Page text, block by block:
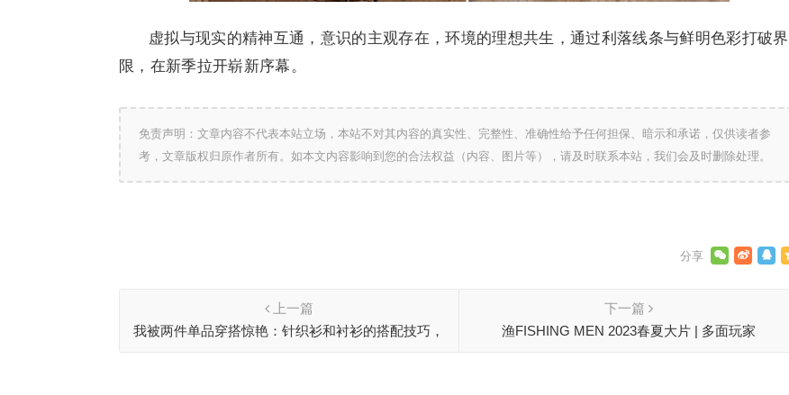
虚拟与现实的精神互通，意识的主观存在，环境的理想共生，通过利落线条与鲜明色彩打破界
限，在新季拉开崭新序幕。
免责声明：文章内容不代表本站立场，本站不对其内容的真实性、完整性、准确性给予任何担保、暗示和承诺，仅供读者参
考，文章版权归原作者所有。如本文内容影响到您的合法权益（内容、图片等），请及时联系本站，我们会及时删除处理。
上一篇
我被两件单品穿搭惊艳：针织衫和衬衫的搭配技巧，
下一篇
渔FISHING MEN 2023春夏大片 | 多面玩家